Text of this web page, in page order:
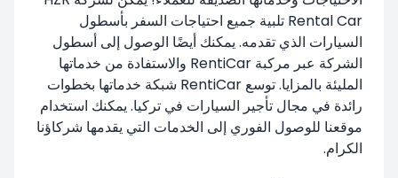
Rental Car تلبية جميع احتياجات السفر بأسطول
السيارات الذي تقدمه. يمكنك أيضًا الوصول إلى أسطول
الشركة عبر مركبة RentiCar والاستفادة من خدماتها
المليئة بالمزايا. توسع RentiCar شبكة خدماتها بخطوات
رائدة في مجال تأجير السيارات في تركيا. يمكنك استخدام
موقعنا للوصول الفوري إلى الخدمات التي يقدمها شركاؤنا
الكرام.